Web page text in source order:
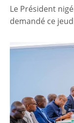
Le Président
demandé ce